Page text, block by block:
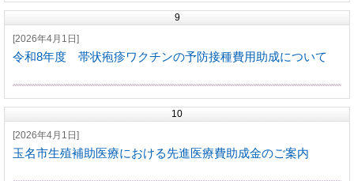
9
[2026年4月1日]
令和8年度 帯状疱疹ワクチンの予防接種費用助成について
10
[2026年4月1日]
玉名市生殖補助医療における先進医療費助成金のご案内